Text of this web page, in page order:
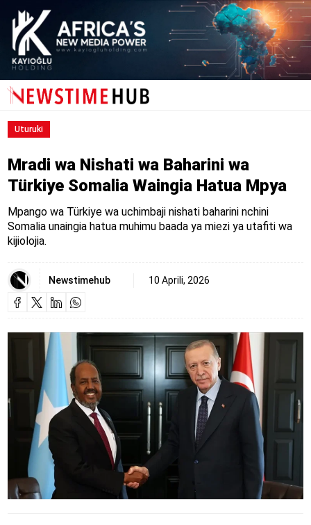
Uturuki
Mradi wa Nishati wa Baharini wa
Türkiye Somalia Waingia Hatua Mpya
Mpango wa Türkiye wa uchimbaji nishati baharini nchini
Somalia unaingia hatua muhimu baada ya miezi ya utafiti wa
kijiolojia.
Newstimehub 10 Aprili, 2026